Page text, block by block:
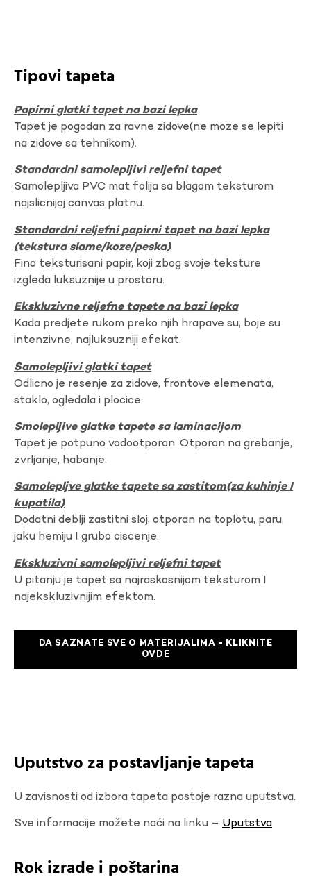
Tipovi tapeta
Papirni glatki tapet na bazi lepka
Tapet je pogodan za ravne zidove(ne moze se lepiti
na zidove sa tehnikom).
Standardni samolepljivi reljefni tapet
Samolepljiva PVC mat folija sa blagom teksturom
najslicnijoj canvas platnu.
Standardni reljefni papirni tapet na bazi lepka
(tekstura slame/koze/peska)
Fino teksturisani papir, koji zbog svoje teksture
izgleda luksuznije u prostoru.
Ekskluzivne reljefne tapete na bazi lepka
Kada predjete rukom preko njih hrapave su, boje su
intenzivne, najluksuzniji efekat.
Samolepljivi glatki tapet
Odlicno je resenje za zidove, frontove elemenata,
staklo, ogledala i plocice.
Smolepljive glatke tapete sa laminacijom
Tapet je potpuno vodootporan. Otporan na grebanje,
zvrljanje, habanje.
Samolepljve glatke tapete sa zastitom(za kuhinje I
kupatila)
Dodatni deblji zastitni sloj, otporan na toplotu, paru,
jaku hemiju I grubo ciscenje.
Ekskluzivni samolepljivi reljefni tapet
U pitanju je tapet sa najraskosnijom teksturom I
najekskluzivnijim efektom.
DA SAZNATE SVE O MATERIJALIMA - KLIKNITE
OVDE
Uputstvo za postavljanje tapeta
U zavisnosti od izbora tapeta postoje razna uputstva.
Sve informacije možete naći na linku – Uputstva
Rok izrade i poštarina